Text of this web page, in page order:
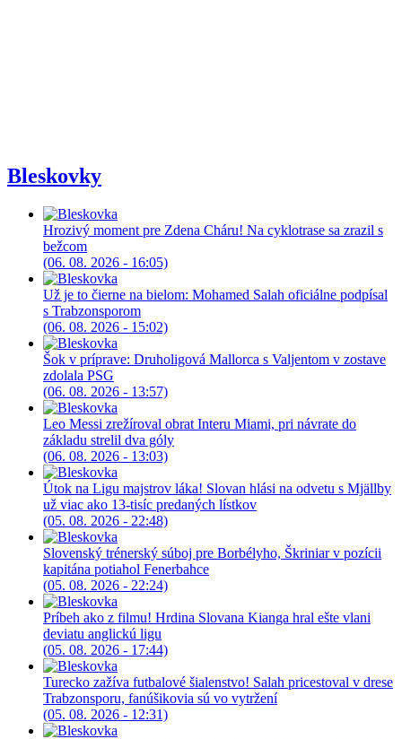
Bleskovky
Hrozivý moment pre Zdena Cháru! Na cyklotrase sa zrazil s
bežcom
(06. 08. 2026 - 16:05)
Už je to čierne na bielom: Mohamed Salah oficiálne podpísal
s Trabzonsporom
(06. 08. 2026 - 15:02)
Šok v príprave: Druholigová Mallorca s Valjentom v zostave
zdolala PSG
(06. 08. 2026 - 13:57)
Leo Messi zrežíroval obrat Interu Miami, pri návrate do
základu strelil dva góly
(06. 08. 2026 - 13:03)
Útok na Ligu majstrov láka! Slovan hlási na odvetu s Mjällby
už viac ako 13-tisíc predaných lístkov
(05. 08. 2026 - 22:48)
Slovenský trénerský súboj pre Borbélyho, Škriniar v pozícii
kapitána potiahol Fenerbahce
(05. 08. 2026 - 22:24)
Príbeh ako z filmu! Hrdina Slovana Kianga hral ešte vlani
deviatu anglickú ligu
(05. 08. 2026 - 17:44)
Turecko zažíva futbalové šialenstvo! Salah pricestoval v drese
Trabzonsporu, fanúšikovia sú vo vytržení
(05. 08. 2026 - 12:31)